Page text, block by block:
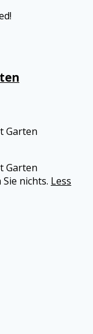
Garten
Garten
nichts. Less